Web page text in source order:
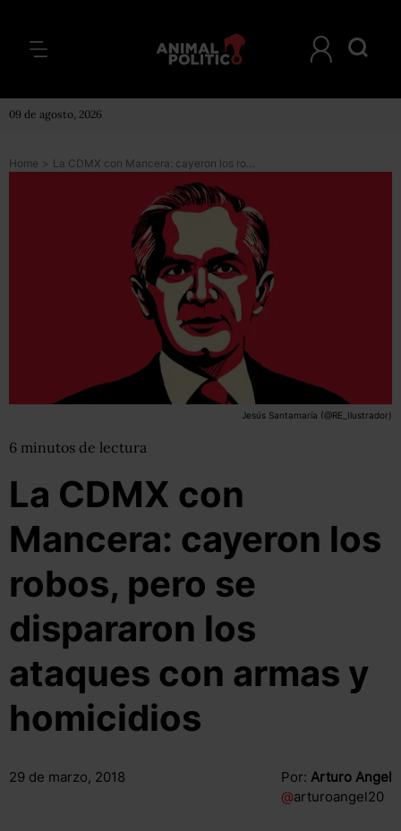
09 de agosto, 2026
Home > La CDMX con Mancera: cayeron los robos, pero se dispararon los ataques con armas y homicidios
Jesús Santamaría (@RE_Ilustrador)
6 minutos de lectura
La CDMX con
Mancera: cayeron los
robos, pero se
dispararon los
ataques con armas y
homicidios
29 de marzo, 2018 Por: Arturo Angel
@arturoangel20